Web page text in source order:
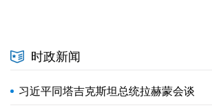
时政新闻
习近平同塔吉克斯坦总统拉赫蒙会谈